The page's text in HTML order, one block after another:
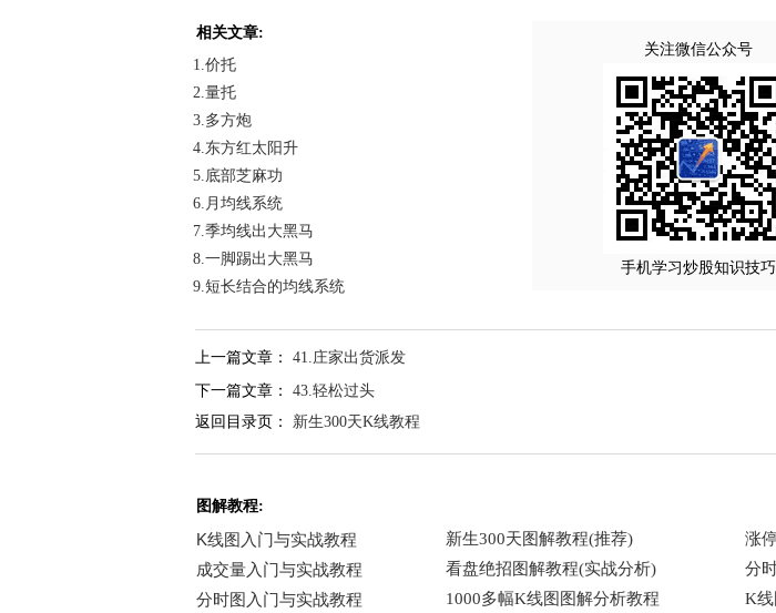
相关文章:
1.价托
2.量托
3.多方炮
4.东方红太阳升
5.底部芝麻功
6.月均线系统
7.季均线出大黑马
8.一脚踢出大黑马
9.短长结合的均线系统
关注微信公众号
手机学习炒股知识技巧
上一篇文章： 41.庄家出货派发
下一篇文章： 43.轻松过头
返回目录页： 新生300天K线教程
图解教程: